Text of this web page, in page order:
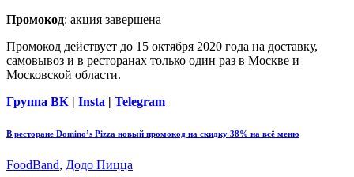
Промокод: акция завершена
Промокод действует до 15 октября 2020 года на доставку,
самовывоз и в ресторанах только один раз в Москве и
Московской области.
Группа ВК | Insta | Telegram
В ресторане Domino’s Pizza новый промокод на скидку 38% на всё меню
FoodBand, Додо Пицца